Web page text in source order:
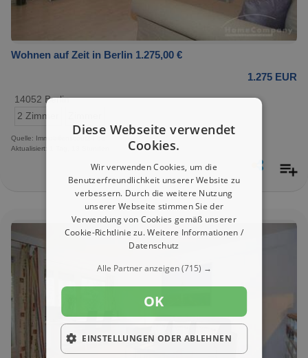
Wohnen auf Zeit in Berlin 1.275,00 €
1.275 EUR
14052 Berlin
2 Zimmer
Quelle: Immobilienscout24.de
Aktualisiert: 1 Tag, 13 Stunden
Diese Webseite verwendet
Cookies.
Wir verwenden Cookies, um die
Benutzerfreundlichkeit unserer Website zu
verbessern. Durch die weitere Nutzung
unserer Webseite stimmen Sie der
Verwendung von Cookies gemäß unserer
Cookie-Richtlinie zu.Weitere Informationen /
Datenschutz
Alle Partner anzeigen(715) →
OK
EINSTELLUNGEN ODER ABLEHNEN